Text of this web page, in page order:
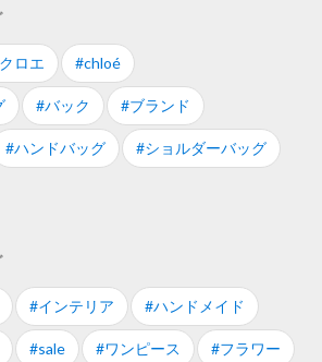
ロエ #chloé
#バック #ブランド
#ハンドバッグ #ショルダーバッグ
#インテリア #ハンドメイド
#sale #ワンピース #フラワー